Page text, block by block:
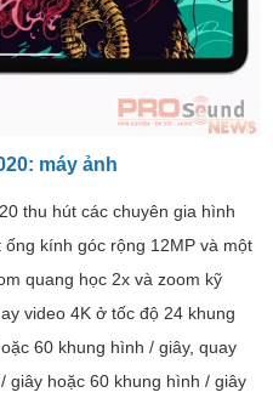
máy ảnh
thu hút các chuyên gia hình
kính góc rộng 12MP và một
quang học 2x và zoom kỹ
video 4K ở tốc độ 24 khung
60 khung hình / giây, quay
giây hoặc 60 khung hình / giây